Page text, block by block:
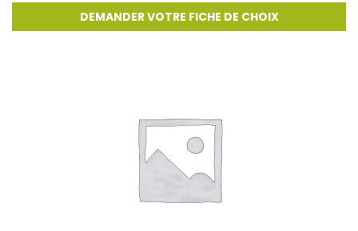
DEMANDER VOTRE FICHE DE CHOIX